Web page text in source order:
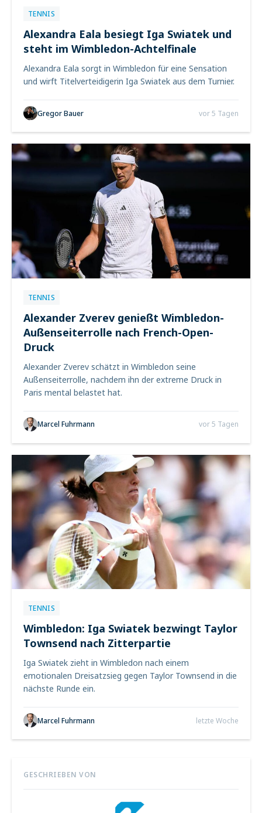
TENNIS
Alexandra Eala besiegt Iga Swiatek und
steht im Wimbledon-Achtelfinale
Alexandra Eala sorgt in Wimbledon für eine Sensation
und wirft Titelverteidigerin Iga Swiatek aus dem Turnier.
Gregor Bauer vor 5 Tagen
TENNIS
Alexander Zverev genießt Wimbledon-
Außenseiterrolle nach French-Open-
Druck
Alexander Zverev schätzt in Wimbledon seine
Außenseiterrolle, nachdem ihn der extreme Druck in
Paris mental belastet hat.
Marcel Fuhrmann vor 5 Tagen
TENNIS
Wimbledon: Iga Swiatek bezwingt Taylor
Townsend nach Zitterpartie
Iga Swiatek zieht in Wimbledon nach einem
emotionalen Dreisatzsieg gegen Taylor Townsend in die
nächste Runde ein.
Marcel Fuhrmann letzte Woche
GESCHRIEBEN VON